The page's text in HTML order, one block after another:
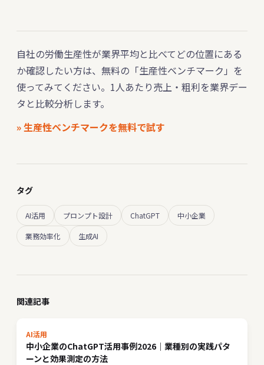
自社の労働生産性が業界平均と比べてどの位置にある
か確認したい方は、無料の「生産性ベンチマーク」を
使ってみてください。1人あたり売上・粗利を業界デー
タと比較分析します。
» 生産性ベンチマークを無料で試す
タグ
AI活用 プロンプト設計 ChatGPT 中小企業
業務効率化 生成AI
関連記事
AI活用
中小企業のChatGPT活用事例2026｜業種別の実践パタ
ーンと効果測定の方法